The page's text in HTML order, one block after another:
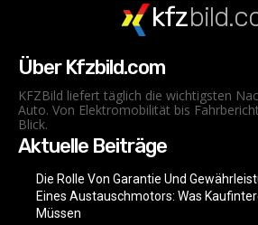
kfz
Über Kfzbild.com
KFZBild liefert täglich die wichtigsten
Auto. Von Elektromobilität bis
Blick.
Aktuelle Beiträge
Die Rolle Von Garantie Und
Eines Austauschmotors: Was
Müssen